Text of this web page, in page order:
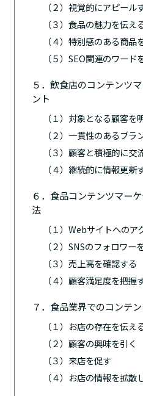
（２）視覚的にアピール
（３）食品の魅力を伝え
（４）特別感のある商品
（５）SEO関連のワード
５．飲食店のコンテンツ
ント
（１）対象となる顧客を
（２）一貫性のあるブラ
（３）顧客と積極的に交
（４）継続的に情報更新
６．食品コンテンツマー
法
（１）Webサイトへの
（２）SNSのフォロワー
（３）売上高を確認する
（４）顧客満足度を把握
７．食品業界でのコンテ
（１）お店の存在を伝え
（２）顧客の興味を引く
（３）来店を促す
（４）お店の情報を拡散